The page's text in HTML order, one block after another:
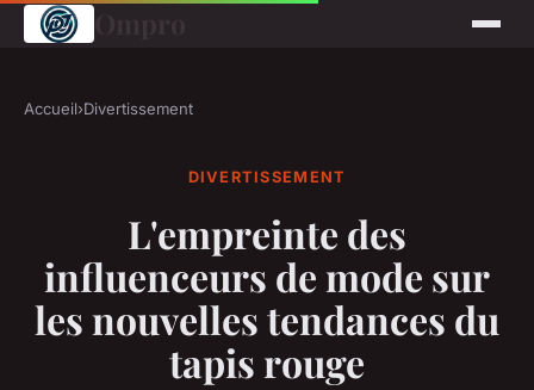
Accueil›Divertissement
DIVERTISSEMENT
L'empreinte des
influenceurs de mode sur
les nouvelles tendances du
tapis rouge